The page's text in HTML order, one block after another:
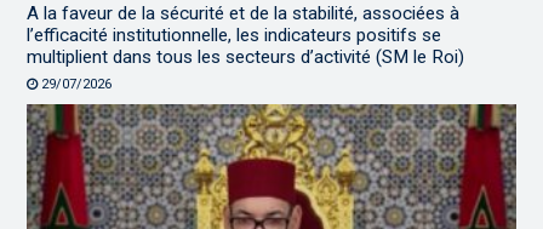
A la faveur de la sécurité et de la stabilité, associées à
l’efficacité institutionnelle, les indicateurs positifs se
multiplient dans tous les secteurs d’activité (SM le Roi)
29/07/2026